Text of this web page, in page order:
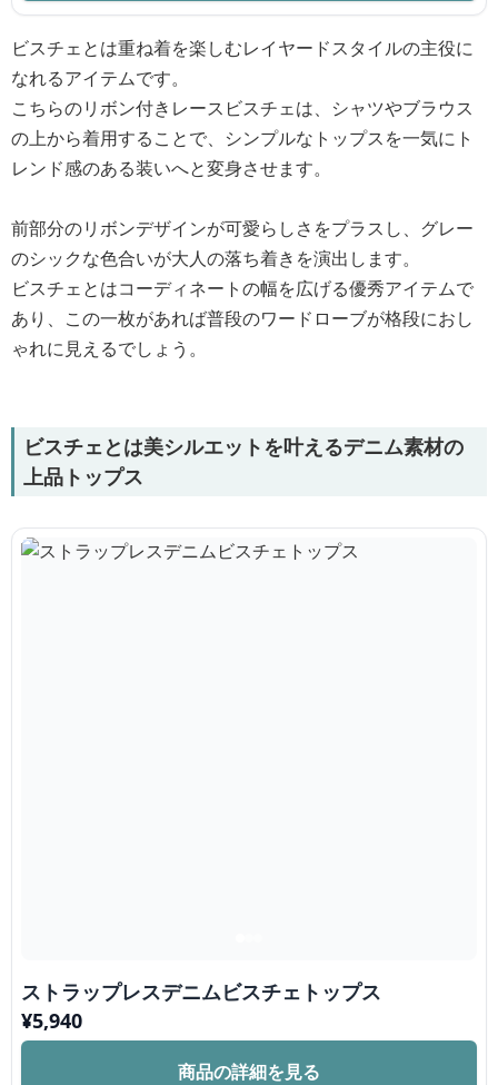
ビスチェとは重ね着を楽しむレイヤードスタイルの主役に
なれるアイテムです。
こちらのリボン付きレースビスチェは、シャツやブラウス
の上から着用することで、シンプルなトップスを一気にト
レンド感のある装いへと変身させます。
前部分のリボンデザインが可愛らしさをプラスし、グレー
のシックな色合いが大人の落ち着きを演出します。
ビスチェとはコーディネートの幅を広げる優秀アイテムで
あり、この一枚があれば普段のワードローブが格段におし
ゃれに見えるでしょう。
ビスチェとは美シルエットを叶えるデニム素材の
上品トップス
ストラップレスデニムビスチェトップス
¥5,940
商品の詳細を見る